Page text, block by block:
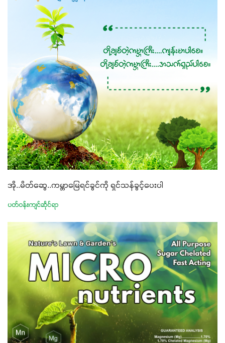
အို..မိတ်ဆွေ..ကမ္ဘာမြေရင်ခွင်ကို ရှင်သန်ခွင့်​ပေးပါ
ပတ်ဝန်းကျင်ဆိုင်ရာ